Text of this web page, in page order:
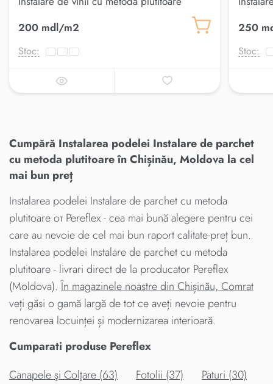
200 mdl/m2
Stoc:
250
Stoc:
Cumpără Instalarea podelei Instalare de parchet
cu metoda plutitoare în Chișinău, Moldova la cel
mai bun preț
Instalarea podelei Instalare de parchet cu metoda
plutitoare от Pereflex - cea mai bună alegere pentru cei
care au nevoie de cel mai bun raport calitate-preț bun.
Instalarea podelei Instalare de parchet cu metoda
plutitoare - livrari direct de la producator Pereflex
(Moldova).În magazinele noastre din Chișinău, Comrat
veți găsi o gamă largă de tot ce aveți nevoie pentru
renovarea locuinței și modernizarea interioară.
Cumparati produse Pereflex
Canapele şi Colţare (63)
Fotolii (37)
Paturi (30)